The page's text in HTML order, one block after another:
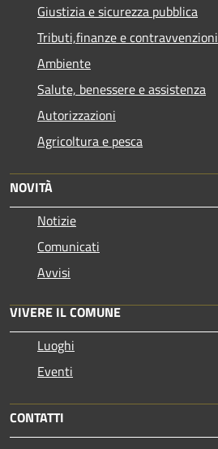
Giustizia e sicurezza pubblica
Tributi,finanze e contravvenzioni
Ambiente
Salute, benessere e assistenza
Autorizzazioni
Agricoltura e pesca
NOVITÀ
Notizie
Comunicati
Avvisi
VIVERE IL COMUNE
Luoghi
Eventi
CONTATTI